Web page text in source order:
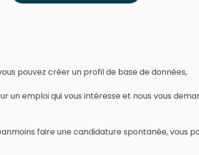
pouvez créer un profil de base de données,
emploi qui vous intéresse et nous vous
faire une candidature spontanée, vous